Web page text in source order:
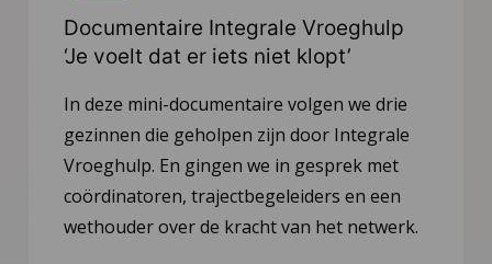
Documentaire Integrale Vroeghulp
‘Je voelt dat er iets niet klopt’
In deze mini-documentaire volgen we drie
gezinnen die geholpen zijn door Integrale
Vroeghulp. En gingen we in gesprek met
coördinatoren, trajectbegeleiders en een
wethouder over de kracht van het netwerk.